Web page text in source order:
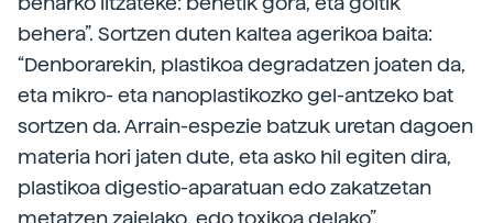
behera”. Sortzen duten kaltea agerikoa baita:
“Denborarekin, plastikoa degradatzen joaten da,
eta mikro- eta nanoplastikozko gel-antzeko bat
sortzen da. Arrain-espezie batzuk uretan dagoen
materia hori jaten dute, eta asko hil egiten dira,
plastikoa digestio-aparatuan edo zakatzetan
metatzen zaielako, edo toxikoa delako”.